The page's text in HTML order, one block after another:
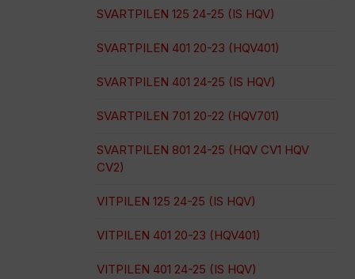
SVARTPILEN 125 24-25 (IS HQV)
SVARTPILEN 401 20-23 (HQV401)
SVARTPILEN 401 24-25 (IS HQV)
SVARTPILEN 701 20-22 (HQV701)
SVARTPILEN 801 24-25 (HQV CV1 HQV
CV2)
VITPILEN 125 24-25 (IS HQV)
VITPILEN 401 20-23 (HQV401)
VITPILEN 401 24-25 (IS HQV)